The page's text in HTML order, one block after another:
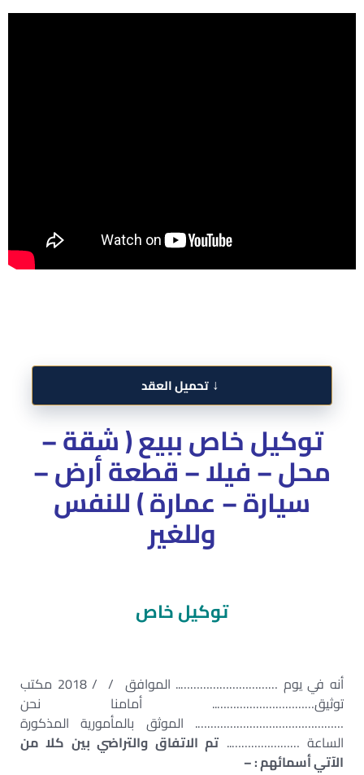
↓ تحميل العقد
توكيل خاص ببيع ( شقة –
محل – فيلا – قطعة أرض –
سيارة – عمارة ) للنفس
وللغير
توكيل خاص
أنه في يوم ………………………….. الموافق / / 2018 مكتب
توثيق………………………….. أمامنا نحن
………………………………………. الموثق بالمأمورية المذكورة
الساعة ………………….. تم الاتفاق والتراضي بين كلا من
الآتي أسمائهم : –